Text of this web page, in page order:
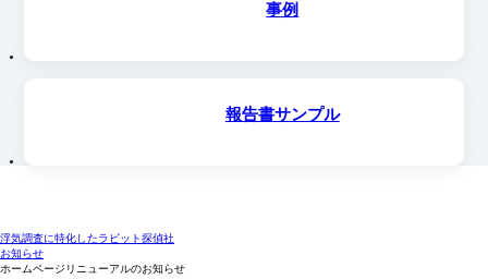
事例
報告書サンプル
浮気調査に特化したラビット探偵社
お知らせ
ホームページリニューアルのお知らせ